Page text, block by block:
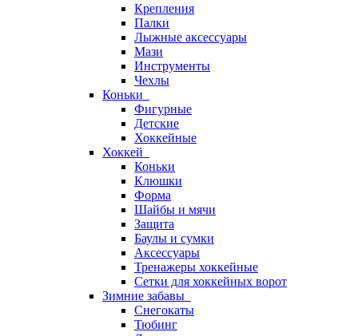
Крепления
Палки
Лыжные аксессуары
Мази
Инструменты
Чехлы
Коньки
Фигурные
Детские
Хоккейные
Хоккей
Коньки
Клюшки
Форма
Шайбы и мячи
Защита
Баулы и сумки
Аксессуары
Тренажеры хоккейные
Сетки для хоккейных ворот
Зимние забавы
Снегокаты
Тюбинг